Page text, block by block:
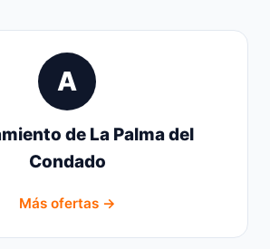
A
de La Palma del
Condado
Más ofertas →